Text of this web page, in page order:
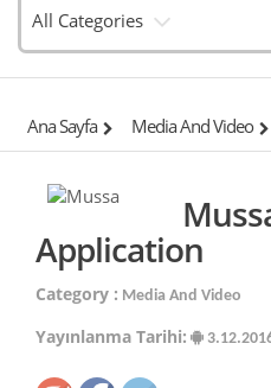
All Categories
Ana Sayfa Media And Video
Application
Category : Media And Video
Yayınlanma Tarihi: